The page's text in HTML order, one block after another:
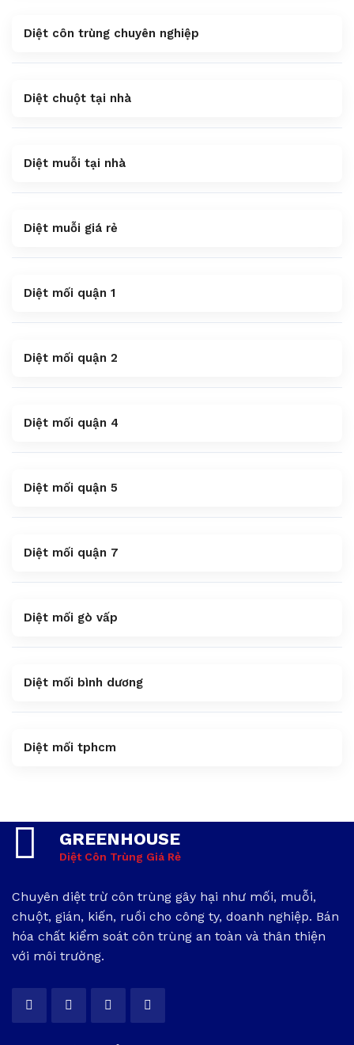
Diệt côn trùng chuyên nghiệp
Diệt chuột tại nhà
Diệt muỗi tại nhà
Diệt muỗi giá rẻ
Diệt mối quận 1
Diệt mối quận 2
Diệt mối quận 4
Diệt mối quận 5
Diệt mối quận 7
Diệt mối gò vấp
Diệt mối bình dương
Diệt mối tphcm
GREENHOUSE
Diệt Côn Trùng Giá Rẻ
Chuyên diệt trừ côn trùng gây hại như mối, muỗi,
chuột, gián, kiến, ruồi cho công ty, doanh nghiệp. Bán
hóa chất kiểm soát côn trùng an toàn và thân thiện
với môi trường.